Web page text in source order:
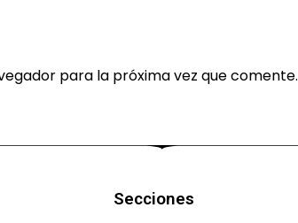
para la próxima vez que comente.
Secciones